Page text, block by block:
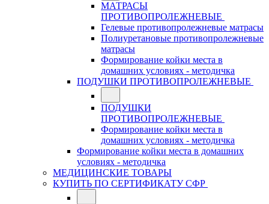
МАТРАСЫ
ПРОТИВОПРОЛЕЖНЕВЫЕ
Гелевые противопролежневые матрасы
Полиуретановые противопролежневые
матрасы
Формирование койки места в
домашних условиях - методичка
ПОДУШКИ ПРОТИВОПРОЛЕЖНЕВЫЕ
ПОДУШКИ
ПРОТИВОПРОЛЕЖНЕВЫЕ
Формирование койки места в
домашних условиях - методичка
Формирование койки места в домашних
условиях - методичка
МЕДИЦИНСКИЕ ТОВАРЫ
КУПИТЬ ПО СЕРТИФИКАТУ СФР